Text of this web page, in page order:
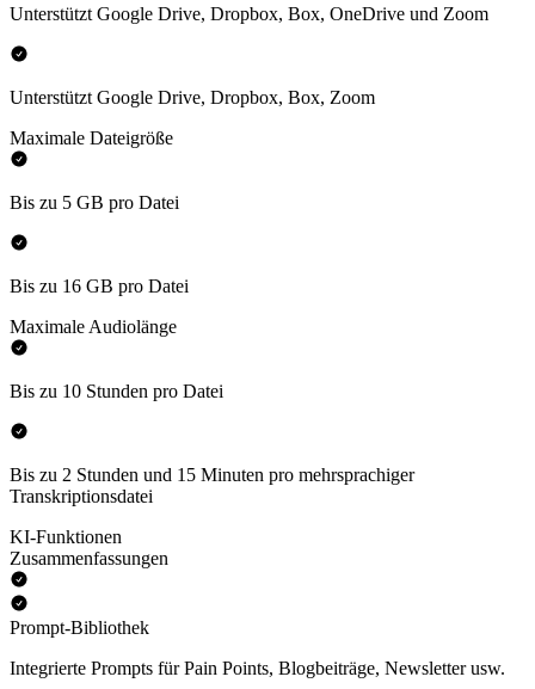
Unterstützt Google Drive, Dropbox, Box, OneDrive und Zoom
Unterstützt Google Drive, Dropbox, Box, Zoom
Maximale Dateigröße
Bis zu 5 GB pro Datei
Bis zu 16 GB pro Datei
Maximale Audiolänge
Bis zu 10 Stunden pro Datei
Bis zu 2 Stunden und 15 Minuten pro mehrsprachiger
Transkriptionsdatei
KI-Funktionen
Zusammenfassungen
Prompt-Bibliothek
Integrierte Prompts für Pain Points, Blogbeiträge, Newsletter usw.